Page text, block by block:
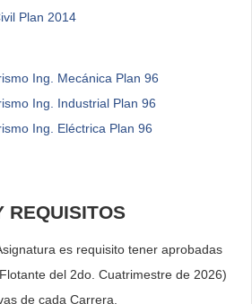
Plan 2014
Ing. Mecánica Plan 96
Ing. Industrial Plan 96
Ing. Eléctrica Plan 96
REQUISITOS
es requisito tener aprobadas
del 2do. Cuatrimestre de 2026)
de cada Carrera.